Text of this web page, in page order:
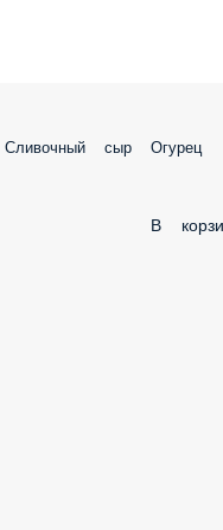
сыр Огурец
В